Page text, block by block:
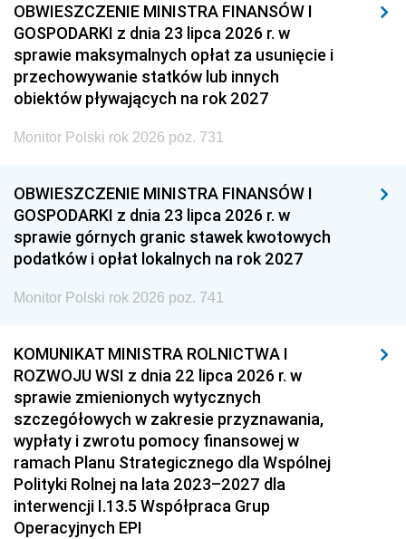
OBWIESZCZENIE MINISTRA FINANSÓW I
GOSPODARKI z dnia 23 lipca 2026 r. w
sprawie maksymalnych opłat za usunięcie i
przechowywanie statków lub innych
obiektów pływających na rok 2027
Monitor Polski rok 2026 poz. 731
OBWIESZCZENIE MINISTRA FINANSÓW I
GOSPODARKI z dnia 23 lipca 2026 r. w
sprawie górnych granic stawek kwotowych
podatków i opłat lokalnych na rok 2027
Monitor Polski rok 2026 poz. 741
KOMUNIKAT MINISTRA ROLNICTWA I
ROZWOJU WSI z dnia 22 lipca 2026 r. w
sprawie zmienionych wytycznych
szczegółowych w zakresie przyznawania,
wypłaty i zwrotu pomocy finansowej w
ramach Planu Strategicznego dla Wspólnej
Polityki Rolnej na lata 2023–2027 dla
interwencji I.13.5 Współpraca Grup
Operacyjnych EPI